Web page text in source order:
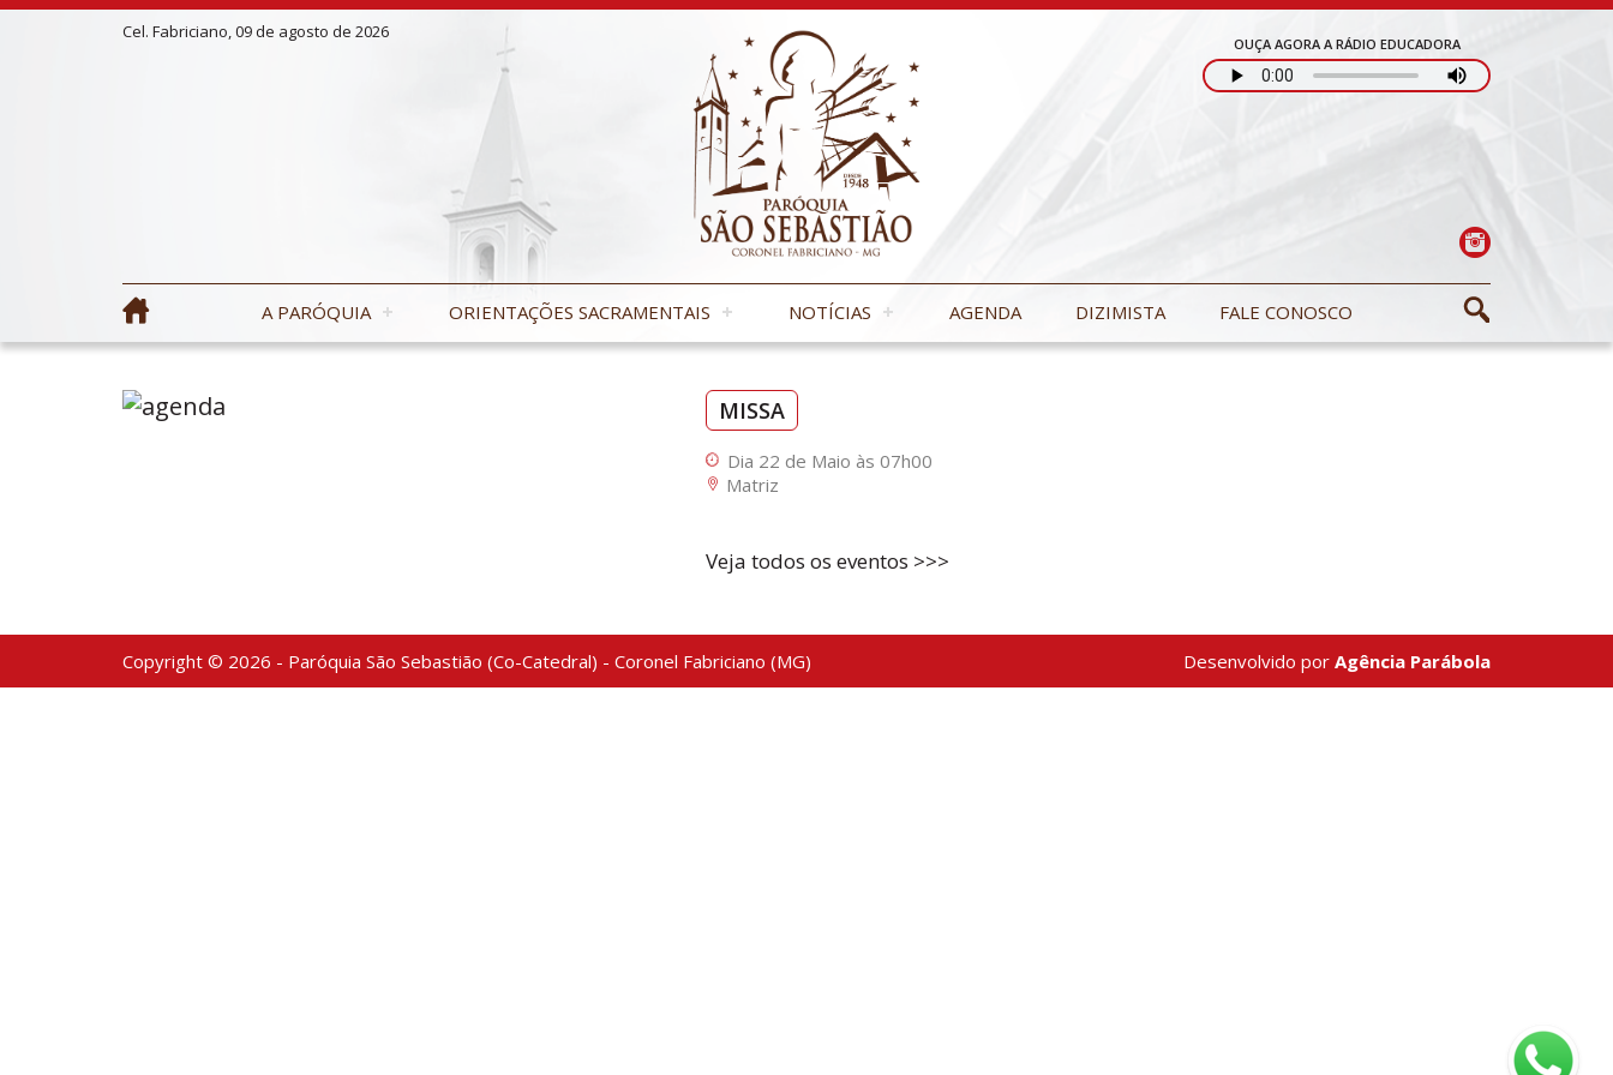
Cel. Fabriciano, 09 de agosto de 2026
OUÇA AGORA A RÁDIO EDUCADORA
A PARÓQUIA ORIENTAÇÕES SACRAMENTAIS NOTÍCIAS AGENDA DIZIMISTA FALE CONOSCO
MISSA
Dia 22 de Maio às 07h00
Matriz
Veja todos os eventos >>>
Copyright © 2026 - Paróquia São Sebastião (Co-Catedral) - Coronel Fabriciano (MG) Desenvolvido por Agência Parábola